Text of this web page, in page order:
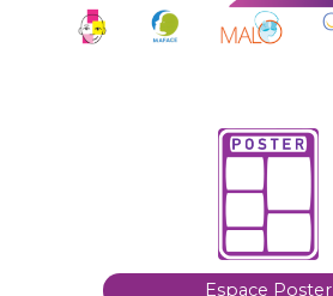
Espace Poster